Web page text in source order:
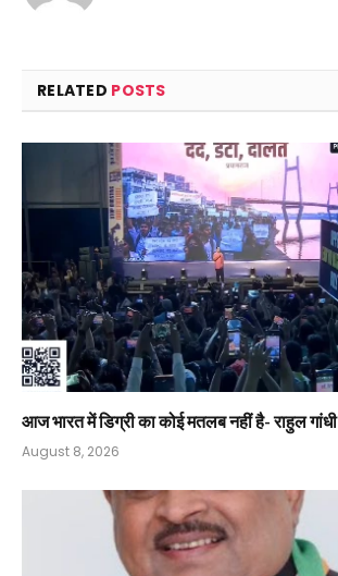
RELATED POSTS
आज भारत में डिग्री का कोई मतलब नहीं है- राहुल गांधी
August 8, 2026